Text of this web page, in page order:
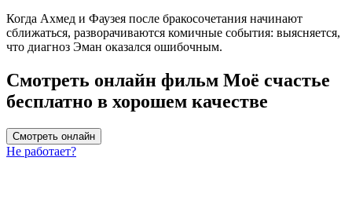
Когда Ахмед и Фаузея после бракосочетания начинают
сближаться, разворачиваются комичные события: выясняется,
что диагноз Эман оказался ошибочным.
Смотреть онлайн фильм Моё счастье
бесплатно в хорошем качестве
Смотреть онлайн
Не работает?